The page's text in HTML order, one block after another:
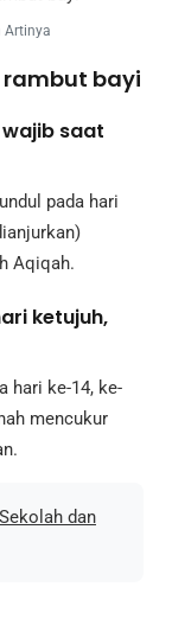
Artinya
rambut bayi
saat
pada hari
Aqiqah.
ketujuh,
hari ke-14, ke-
mencukur
dan